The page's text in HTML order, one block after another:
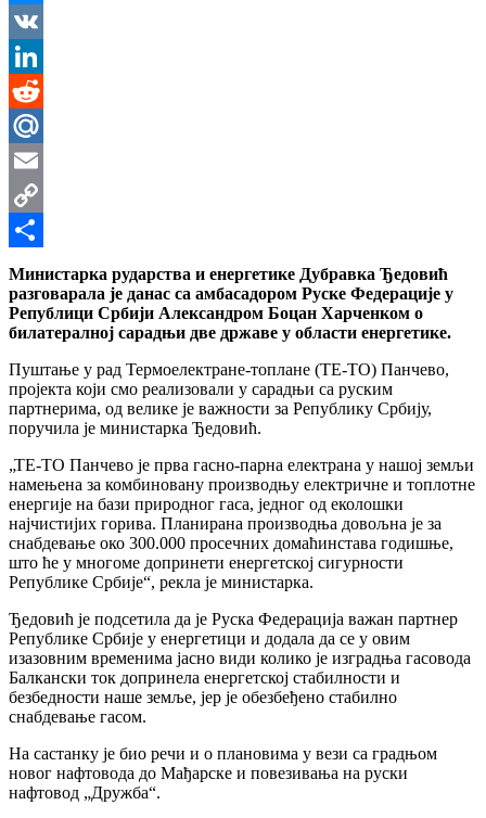
Messenger
VK
LinkedIn
Reddit
Mail.Ru
Email
Copy
Link
Share
Министарка рударства и енергетике Дубравка Ђедовић
разговарала је данас са амбасадором Руске Федерације у
Републици Србији Александром Боцан Харченком о
билатералној сарадњи две државе у области енергетике.
Пуштање у рад Термоелектране-топлане (ТЕ-ТО) Панчево,
пројекта који смо реализовали у сарадњи са руским
партнерима, од велике је важности за Републику Србију,
поручила је министарка Ђедовић.
„ТЕ-ТО Панчево је прва гасно-парна електрана у нашој земљи
намењена за комбиновану производњу електричне и топлотне
енергије на бази природног гаса, једног од еколошки
најчистијих горива. Планирана производња довољна је за
снабдевање око 300.000 просечних домаћинстава годишње,
што ће у многоме допринети енергетској сигурности
Републике Србије“, рекла је министарка.
Ђедовић је подсетила да је Руска Федерација важан партнер
Републике Србије у енергетици и додала да се у овим
изазовним временима јасно види колико је изградња гасовода
Балкански ток допринела енергетској стабилности и
безбедности наше земље, јер је обезбеђено стабилно
снабдевање гасом.
На састанку је био речи и о плановима у вези са градњом
новог нафтовода до Мађарске и повезивања на руски
нафтовод „Дружба“.